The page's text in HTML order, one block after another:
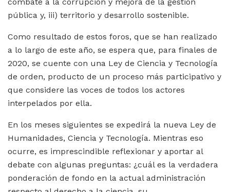
pública y, iii) territorio y desarrollo sostenible.
Como resultado de estos foros, que se han realizado
a lo largo de este año, se espera que, para finales de
2020, se cuente con una Ley de Ciencia y Tecnología
de orden, producto de un proceso más participativo y
que considere las voces de todos los actores
interpelados por ella.
En los meses siguientes se expedirá la nueva Ley de
Humanidades, Ciencia y Tecnología. Mientras eso
ocurre, es imprescindible reflexionar y aportar al
debate con algunas preguntas: ¿cuál es la verdadera
ponderación de fondo en la actual administración